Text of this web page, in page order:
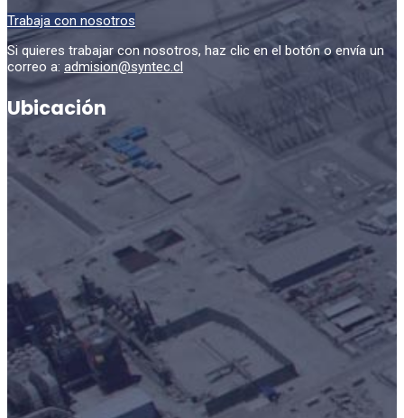
Trabaja con nosotros
Si quieres trabajar con nosotros, haz clic en el botón o envía un
correo a: admision@syntec.cl
Ubicación